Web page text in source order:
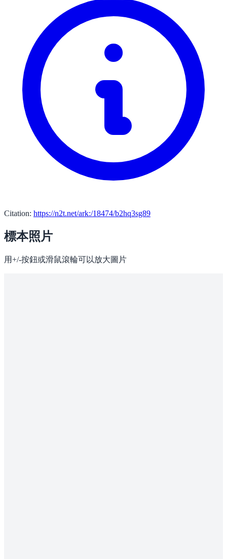
Citation: https://n2t.net/ark:/18474/b2hq3sg89
標本照片
用+/-按鈕或滑鼠滾輪可以放大圖片